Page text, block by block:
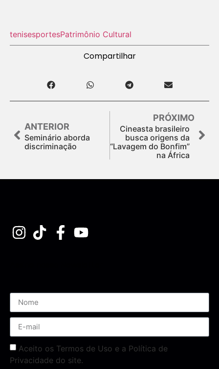
tenisesportesPatrimônio Cultural
Compartilhar
ANTERIOR
Seminário aborda
discriminação
PRÓXIMO
Cineasta brasileiro
busca origens da
“Lavagem do Bonfim”
na África
Aceito os Termos de Uso e a Política de
Privacidade do site.